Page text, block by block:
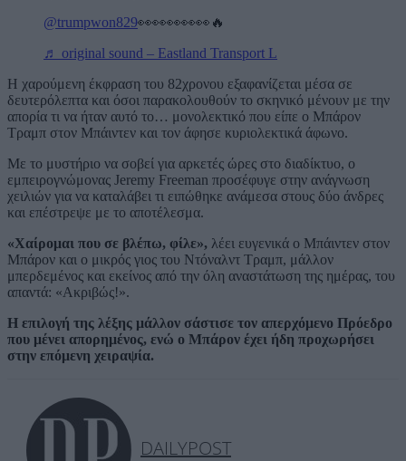
@trumpwon829👀👀👀👀👀🔥
♬ original sound – Eastland Transport L
Η χαρούμενη έκφραση του 82χρονου εξαφανίζεται μέσα σε
δευτερόλεπτα και όσοι παρακολουθούν το σκηνικό μένουν με την
απορία τι να ήταν αυτό το… μονολεκτικό που είπε ο Μπάρον
Τραμπ στον Μπάιντεν και τον άφησε κυριολεκτικά άφωνο.
Με το μυστήριο να σοβεί για αρκετές ώρες στο διαδίκτυο, ο
εμπειρογνώμονας Jeremy Freeman προσέφυγε στην ανάγνωση
χειλιών για να καταλάβει τι ειπώθηκε ανάμεσα στους δύο άνδρες
και επέστρεψε με το αποτέλεσμα.
«Χαίρομαι που σε βλέπω, φίλε», λέει ευγενικά ο Μπάιντεν στον
Μπάρον και ο μικρός γιος του Ντόναλντ Τραμπ, μάλλον
μπερδεμένος και εκείνος από την όλη αναστάτωση της ημέρας, του
απαντά: «Ακριβώς!».
Η επιλογή της λέξης μάλλον σάστισε τον απερχόμενο Πρόεδρο
που μένει απορημένος, ενώ ο Μπάρον έχει ήδη προχωρήσει
στην επόμενη χειραψία.
DAILYPOST